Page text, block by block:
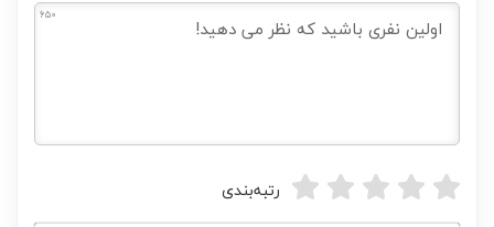
650
رتبه‌بندی